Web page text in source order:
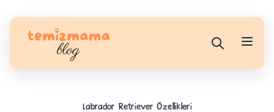
Labrador Retriever Özellikleri